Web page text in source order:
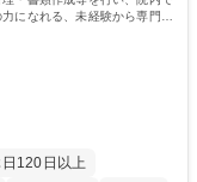
になれる、未経験から専門性
120日以上